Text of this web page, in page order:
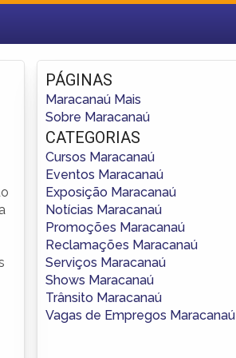
Fazer login
Criar conta
PÁGINAS
Maracanaú Mais
Sobre Maracanaú
CATEGORIAS
Cursos Maracanaú
Eventos Maracanaú
Exposição Maracanaú
Notícias Maracanaú
Promoções Maracanaú
Reclamações Maracanaú
Serviços Maracanaú
Shows Maracanaú
Trânsito Maracanaú
Vagas de Empregos Maracanaú